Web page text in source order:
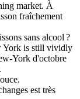
market. À
fraîchement
sans alcool ?
York is still vividly
York d'octobre
.
est très